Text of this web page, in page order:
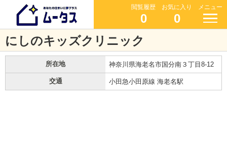
閲覧履歴
0
お気に入り
0
メニュー
にしのキッズクリニック
所在地 神奈川県海老名市国分南３丁目8-12
交通 小田急小田原線 海老名駅